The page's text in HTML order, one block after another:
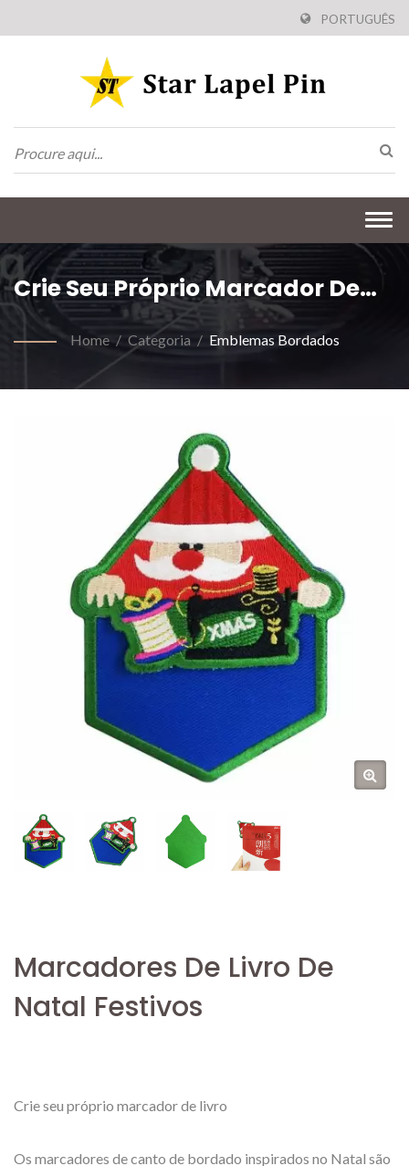
PORTUGUÊS
Crie Seu Próprio Marcador De
LivroHome / Categoria / Emblemas Bordados
Marcadores De Livro De
Natal Festivos
Crie seu próprio marcador de livro
Os marcadores de canto de bordado inspirados no Natal são